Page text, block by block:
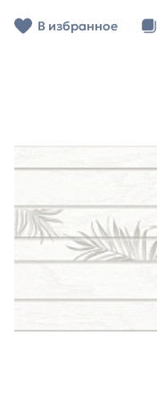
В избранное